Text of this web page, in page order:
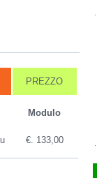
PREZZO
Modulo
€. 133,00